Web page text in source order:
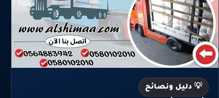
💡 دليل ونصائح